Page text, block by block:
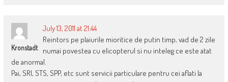
Kronstadt
July 13, 2011 at 21:44
Reintors pe plaiurile mioritice de putin timp, vad de 2 zile
numai povestea cu elicopterul si nu inteleg ce este atat
de anormal.
Pai, SRI, STS, SPP, etc sunt servicii particulare pentru cei aflati la